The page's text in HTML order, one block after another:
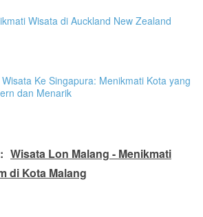
Wisata di Auckland New Zealand
Ke Singapura: Menikmati Kota yang
dan Menarik
Wisata Lon Malang - Menikmati
di Kota Malang